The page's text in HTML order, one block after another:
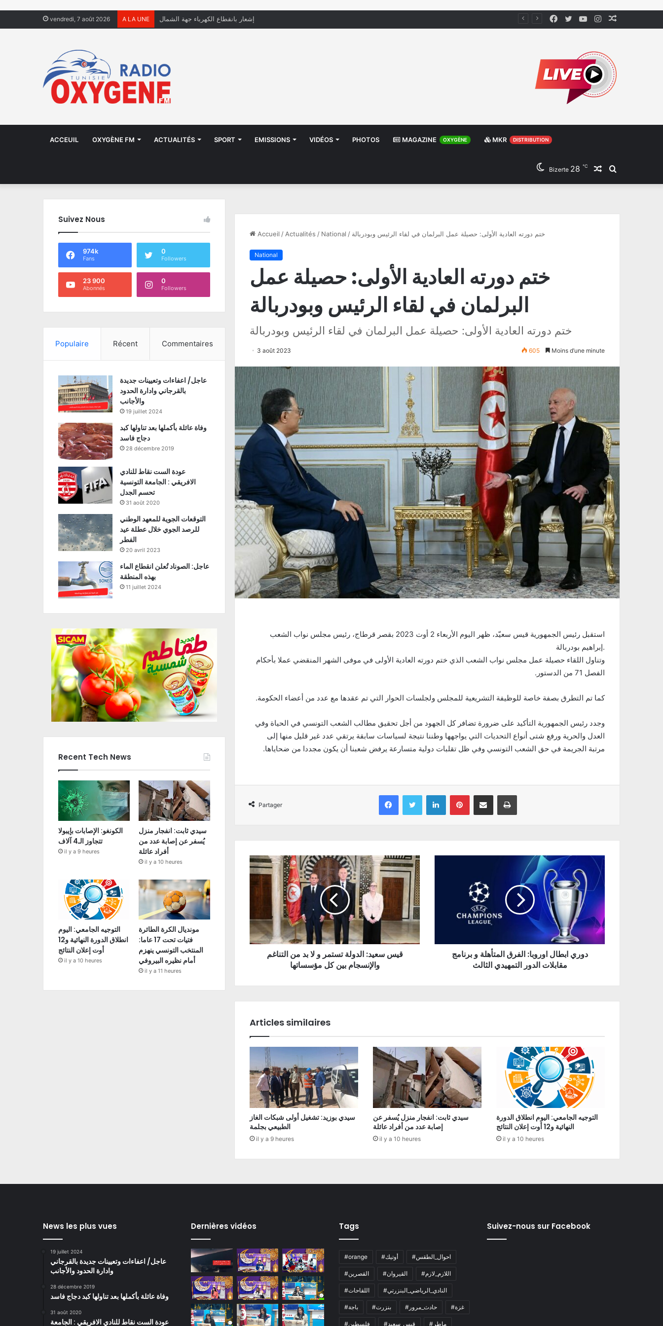
vendredi, 7 août 2026 A LA UNE منظّمة تدعو السلطات إلى التدخل بعد تداول صور أطفال يعيشون في الشوارع Instagram
YouTube
Twitter
Facebook
ACCEUIL OXYGÈNE FM ACTUALITÉS SPORT EMISSIONS VIDÉOS PHOTOS MAGAZINE OXYGÈNE MKR DISTRIBUTION
Rechercher
Article
Bizerte 28 ℃
Accueil / Actualités / National / ختم دورته العادية الأولى: حصيلة عمل البرلمان في لقاء الرئيس وبودربالة
National
ختم دورته العادية الأولى: حصيلة عمل
البرلمان في لقاء الرئيس وبودربالة
ختم دورته العادية الأولى: حصيلة عمل البرلمان في لقاء الرئيس وبودربالة
3 août 2023 605 Moins d’une minute
استقبل رئيس الجمهورية قيس سعيّد، ظهر اليوم الأربعاء 2 أوت 2023 بقصر قرطاج، رئيس مجلس نواب الشعب
إبراهيم بودربالة.
وتناول اللقاء حصيلة عمل مجلس نواب الشعب الذي ختم دورته العادية الأولى في موفى الشهر المنقضي عملا بأحكام
الفصل 71 من الدستور.
كما تم التطرق بصفة خاصة للوظيفة التشريعية للمجلس ولجلسات الحوار التي تم عقدها مع عدد من أعضاء الحكومة.
وجدد رئيس الجمهورية التأكيد على ضرورة تضافر كل الجهود من أجل تحقيق مطالب الشعب التونسي في الحياة وفي
العدل والحرية ورفع شتى أنواع التحديات التي يواجهها وطننا نتيجة لسياسات سابقة يرتقي عدد غير قليل منها إلى
مرتبة الجريمة في حق الشعب التونسي وفي ظل تقلبات دولية متسارعة يرفض شعبنا أن يكون مجددا من ضحاياها.
Partager
Facebook Twitter Linkedin Pinterest Partager par email Imprimer
قيس سعيد: الدولة تستمر و لا بد من التناغم
والإنسجام بين كل مؤسساتها
دوري ابطال اوروبا: الفرق المتأهلة و برنامج
مقابلات الدور التمهيدي الثالث
Articles similaires
سيدي بوزيد: تشغيل أولى شبكات الغاز
الطبيعي بجلمة
il y a 9 heures
سيدي ثابت: انفجار منزل يُسفر عن
إصابة عدد من أفراد عائلة
il y a 10 heures
التوجيه الجامعي: اليوم انطلاق الدورة
النهائية و12 أوت إعلان النتائج
il y a 10 heures
Suivez Nous
974k
Fans
0
Followers
23 900
Abonnés
0
Followers
Populaire Récent Commentaires
عاجل/ اعفاءات وتعيينات جديدة
بالقرجاني وادارة الحدود
والأجانب
19 juillet 2024
وفاة عائلة بأكملها بعد تناولها كبد
دجاج فاسد
28 décembre 2019
عودة الست نقاط للنادي
الافريقي : الجامعة التونسية
تحسم الجدل
31 août 2020
التوقعات الجوية للمعهد الوطني
للرصد الجوي خلال عطلة عيد
الفطر
20 avril 2023
عاجل: الصوناد تُعلن انقطاع الماء
بهذه المنطقة
11 juillet 2024
Recent Tech News
الكونغو: الإصابات بإيبولا
تتجاوز الـ4 آلاف
il y a 9 heures
سيدي ثابت: انفجار منزل
يُسفر عن إصابة عدد من
أفراد عائلة
il y a 10 heures
التوجيه الجامعي: اليوم
انطلاق الدورة النهائية و12
أوت إعلان النتائج
il y a 10 heures
مونديال الكرة الطائرة
فتيات تحت 17 عاما:
المنتخب التونسي ينهزم
أمام نظيره البيروفي
il y a 11 heures
News les plus vues
19 juillet 2024
عاجل/ اعفاءات وتعيينات جديدة بالقرجاني
وادارة الحدود والأجانب
28 décembre 2019
وفاة عائلة بأكملها بعد تناولها كبد دجاج فاسد
31 août 2020
عودة الست نقاط للنادي الافريقي : الجامعة
Dernières vidéos Tags
#orange #أوتيك #احوال_الطقس
#القصرين #القيروان #اللازم_لازم
#اللقاحات #النادي_الرياضي_البنزرتي
#باجة #بنزرت #حادث_مرور #غزة
#فلسطين #قيس_سعيد #ماطر
Suivez-nous sur Facebook